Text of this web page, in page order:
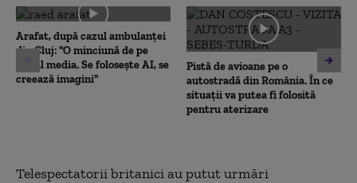
0
seconds
Arafat, după cazul ambulanței
din Cluj: "O minciună de pe
social media. Se folosește AI, se
creează imagini"
Pistă de avioane pe o
autostradă din România. În ce
situații va putea fi folosită
pentru aterizare
Telespectatorii britanici au putut urmări